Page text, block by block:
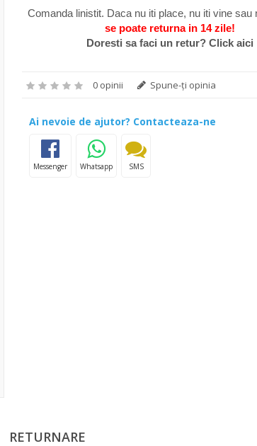
Comanda linistit. Daca nu iti place, nu iti vine sau
se poate returna in 14 zile!
Doresti sa faci un retur? Click aici
0 opinii Spune-ţi opinia
Ai nevoie de ajutor? Contacteaza-ne
Messenger Whatsapp SMS
RETURNARE